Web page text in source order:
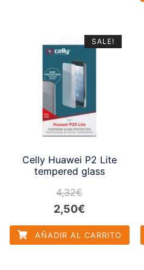
SALE!
Celly Huawei P2 Lite
tempered glass
4,32€
El
precio
original
2,50€
precio
actual
AÑADIR AL CARRITO